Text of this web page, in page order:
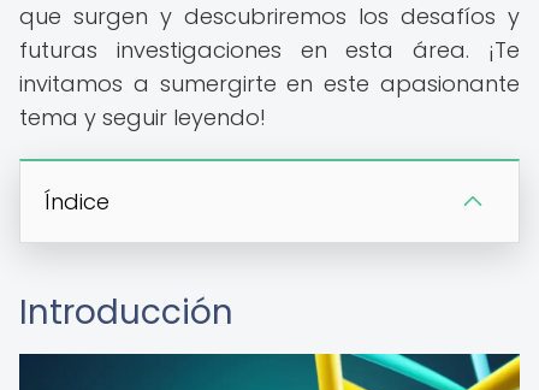
que surgen y descubriremos los desafíos y
futuras investigaciones en esta área. ¡Te
invitamos a sumergirte en este apasionante
tema y seguir leyendo!
Índice
Introducción